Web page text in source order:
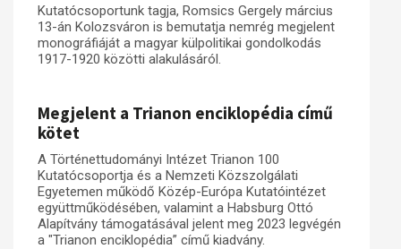
Trianon-kommentár
Dokumentumok
A trianoni szerződés
Kutatócsoportunk tagja, Romsics Gergely március
13-án Kolozsváron is bemutatja nemrég megjelent
monográfiáját a magyar külpolitikai gondolkodás
1917-1920 közötti alakulásáról.
Megjelent a Trianon enciklopédia című
kötet
A Történettudományi Intézet Trianon 100
Kutatócsoportja és a Nemzeti Közszolgálati
Egyetemen működő Közép-Európa Kutatóintézet
együttműködésében, valamint a Habsburg Ottó
Alapítvány támogatásával jelent meg 2023 legvégén
a "Trianon enciklopédia” című kiadvány.